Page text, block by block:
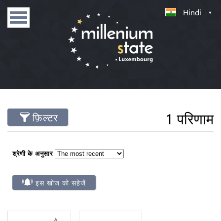
Hindi
फ़िल्टर 1 परिणाम
श्रेणी के अनुसार
इस खोज को सहेजें